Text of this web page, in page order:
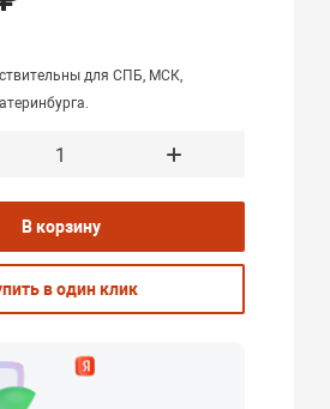
для СПБ, МСК,
В корзину
в один клик